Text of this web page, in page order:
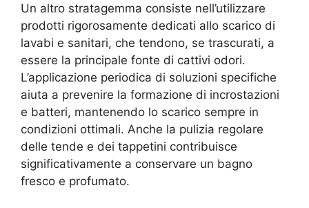
Un altro stratagemma consiste nell’utilizzare
prodotti rigorosamente dedicati allo scarico di
lavabi e sanitari, che tendono, se trascurati, a
essere la principale fonte di cattivi odori.
L’applicazione periodica di soluzioni specifiche
aiuta a prevenire la formazione di incrostazioni
e batteri, mantenendo lo scarico sempre in
condizioni ottimali. Anche la pulizia regolare
delle tende e dei tappetini contribuisce
significativamente a conservare un bagno
fresco e profumato.